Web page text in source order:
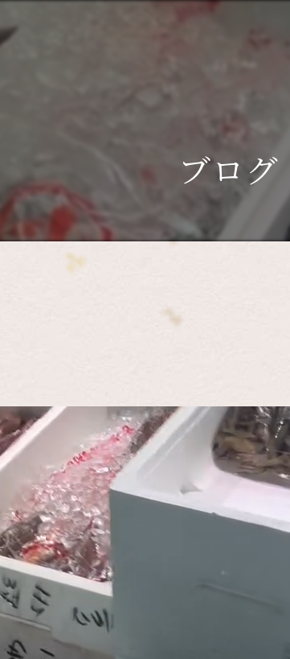
ブログ